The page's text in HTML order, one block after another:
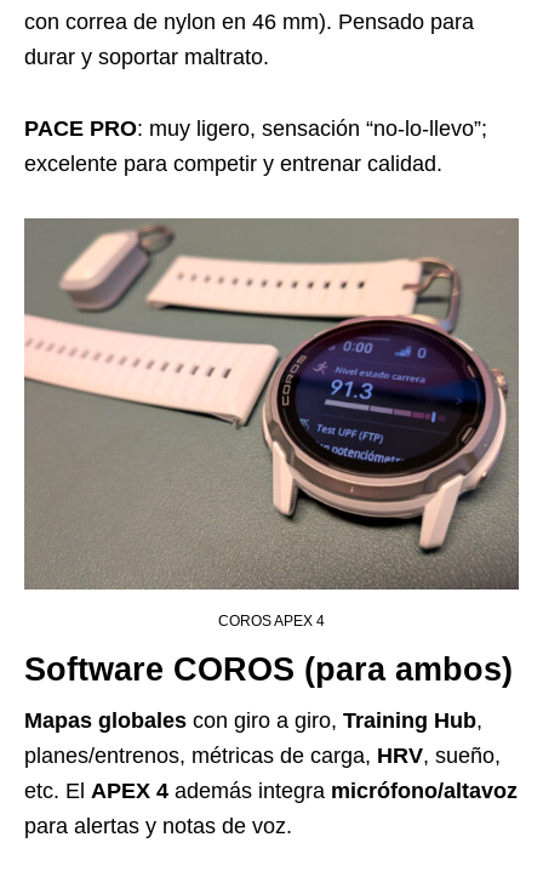
con correa de nylon en 46 mm). Pensado para
durar y soportar maltrato.
PACE PRO: muy ligero, sensación “no-lo-llevo”;
excelente para competir y entrenar calidad.
COROS APEX 4
Software COROS (para ambos)
Mapas globales con giro a giro, Training Hub,
planes/entrenos, métricas de carga, HRV, sueño,
etc. El APEX 4 además integra micrófono/altavoz
para alertas y notas de voz.